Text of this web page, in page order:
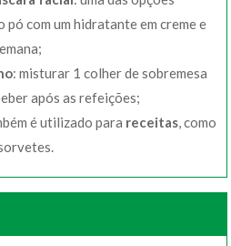
com um hidratante em creme e
: misturar 1 colher de sobremesa
após as refeições;
é utilizado para receitas , como